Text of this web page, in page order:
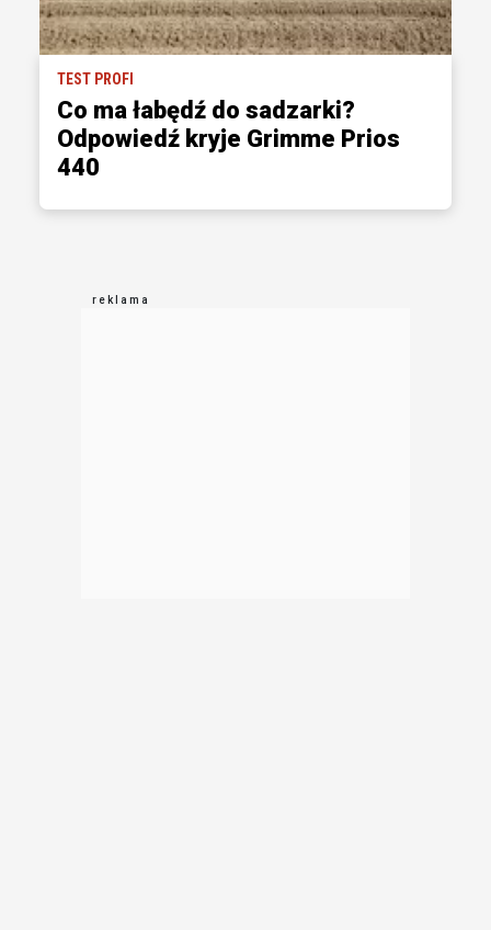
TEST PROFI
Co ma łabędź do sadzarki?
Odpowiedź kryje Grimme Prios
440